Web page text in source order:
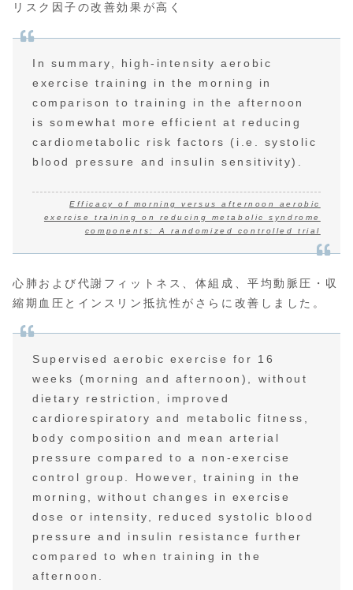
リスク因子の改善効果が高く
In summary, high-intensity aerobic
exercise training in the morning in
comparison to training in the afternoon
is somewhat more efficient at reducing
cardiometabolic risk factors (i.e. systolic
blood pressure and insulin sensitivity).
Efficacy of morning versus afternoon aerobic
exercise training on reducing metabolic syndrome
components: A randomized controlled trial
心肺および代謝フィットネス、体組成、平均動脈圧・収
縮期血圧とインスリン抵抗性がさらに改善しました。
Supervised aerobic exercise for 16
weeks (morning and afternoon), without
dietary restriction, improved
cardiorespiratory and metabolic fitness,
body composition and mean arterial
pressure compared to a non-exercise
control group. However, training in the
morning, without changes in exercise
dose or intensity, reduced systolic blood
pressure and insulin resistance further
compared to when training in the
afternoon.